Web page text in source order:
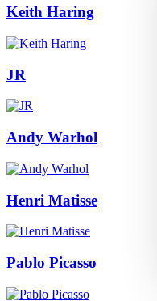
Keith Haring
JR
Andy Warhol
Henri Matisse
Pablo Picasso